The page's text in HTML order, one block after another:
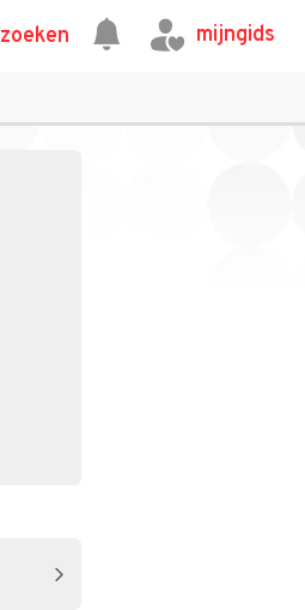
zoeken mijngids